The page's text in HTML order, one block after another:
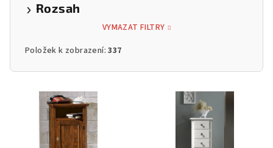
Rozsah
VYMAZAT FILTRY
Položek k zobrazení:337